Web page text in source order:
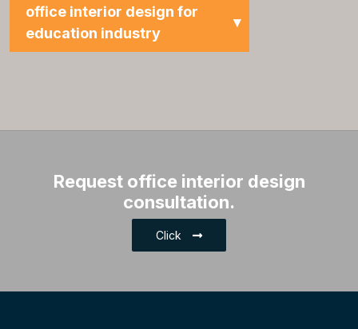
office interior design for
education industry
Tất cả dự án
Educational Office Interior
Office Interior Design for
Request office interior design
consultation.
Click